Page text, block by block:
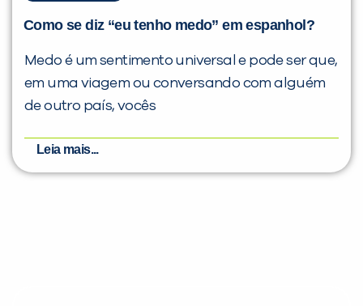
Como se diz “eu tenho medo” em espanhol?
Medo é um sentimento universal e pode ser que,
em uma viagem ou conversando com alguém
de outro país, vocês
Leia mais...